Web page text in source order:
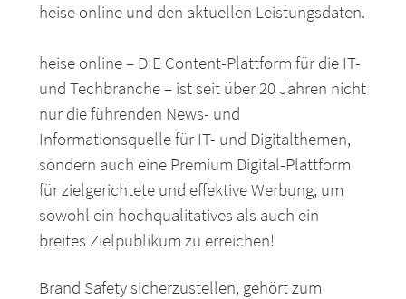
heise online und den aktuellen Leistungsdaten.
heise online – DIE Content-Plattform für die IT-
und Techbranche – ist seit über 20 Jahren nicht
nur die führenden News- und
Informationsquelle für IT- und Digitalthemen,
sondern auch eine Premium Digital-Plattform
für zielgerichtete und effektive Werbung, um
sowohl ein hochqualitatives als auch ein
breites Zielpublikum zu erreichen!
Brand Safety sicherzustellen, gehört zum